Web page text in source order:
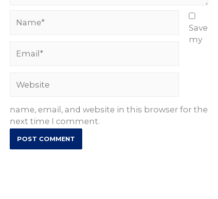
Save
my
name, email, and website in this browser for the
next time I comment.